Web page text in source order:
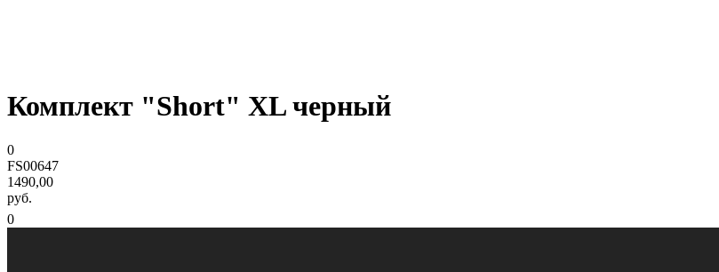
Комплект "Short" XL черный
0
FS00647
1490,00
руб.
0